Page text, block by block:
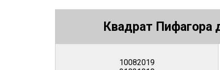
Квадрат Пифагора
10082019